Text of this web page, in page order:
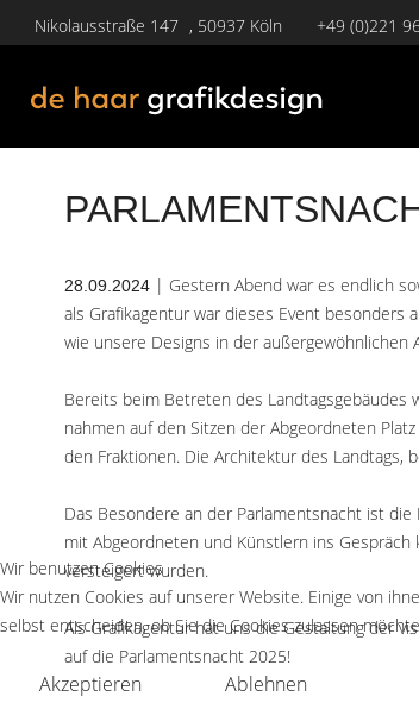
Nikolausstraße 147 , 50937 Köln +49 (0)221
28.09.2024 | Gestern Abend war es endlich
als Grafikagentur war dieses Event besonders
wie unsere Designs in der außergewöhnlichen
Bereits beim Betreten des Landtagsgebäudes
nahmen auf den Sitzen der Abgeordneten
den Fraktionen. Die Architektur des Landtags,
Das Besondere an der Parlamentsnacht ist
mit Abgeordneten und Künstlern ins
versteigert wurden.
Als Grafikagentur hat uns die Gestaltung der
auf die Parlamentsnacht 2025!
Wir benutzen Cookies
Wir nutzen Cookies auf unserer Website. Einige von
selbst entscheiden, ob Sie die Cookies zulassen
Akzeptieren Ablehnen